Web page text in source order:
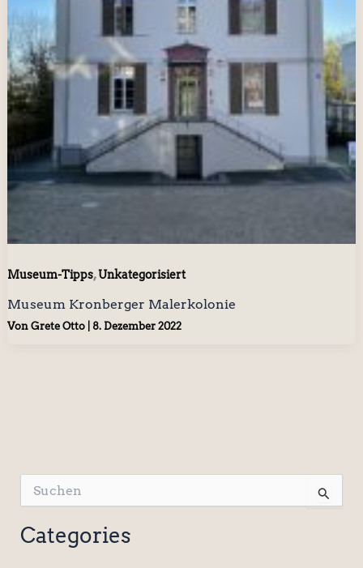
Museum-Tipps,Unkategorisiert
Museum Kronberger Malerkolonie
Von Grete Otto 8. Dezember 2022
u
c
h
Categories